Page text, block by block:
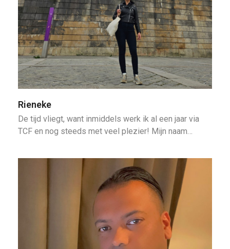
Rieneke
De tijd vliegt, want inmiddels werk ik al een jaar via
TCF en nog steeds met veel plezier! Mijn naam…